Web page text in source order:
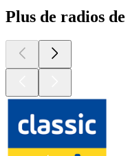
Plus de radios